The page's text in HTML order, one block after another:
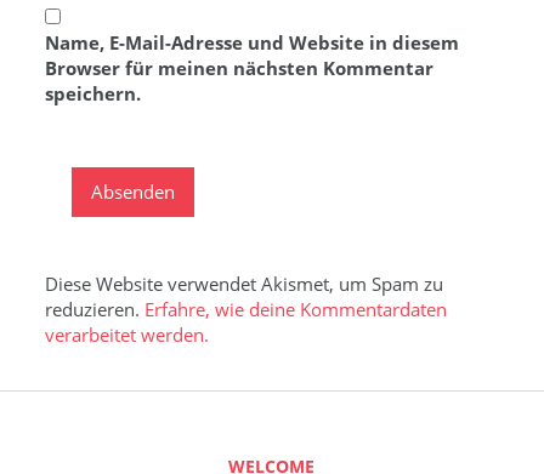
Name, E-Mail-Adresse und Website in diesem
Browser für meinen nächsten Kommentar
speichern.
Diese Website verwendet Akismet, um Spam zu
reduzieren. Erfahre, wie deine Kommentardaten
verarbeitet werden.
WELCOME